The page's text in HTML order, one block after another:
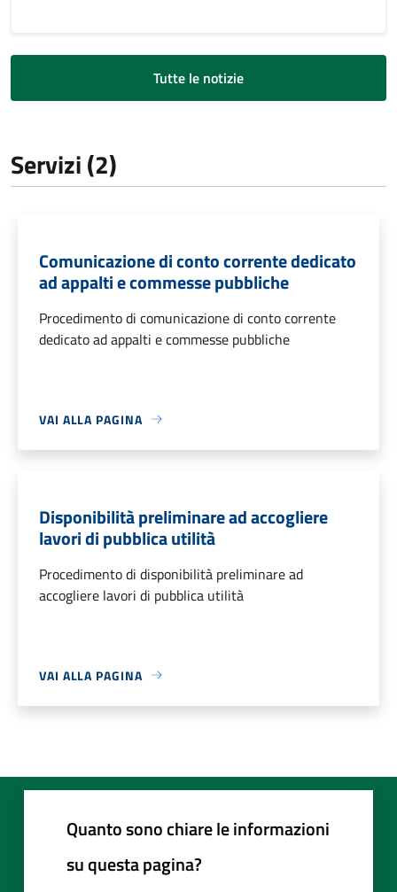
Tutte le notizie
Servizi (2)
Comunicazione di conto corrente dedicato
ad appalti e commesse pubbliche
Procedimento di comunicazione di conto corrente
dedicato ad appalti e commesse pubbliche
VAI ALLA PAGINA
Disponibilità preliminare ad accogliere
lavori di pubblica utilità
Procedimento di disponibilità preliminare ad
accogliere lavori di pubblica utilità
VAI ALLA PAGINA
Quanto sono chiare le informazioni
su questa pagina?